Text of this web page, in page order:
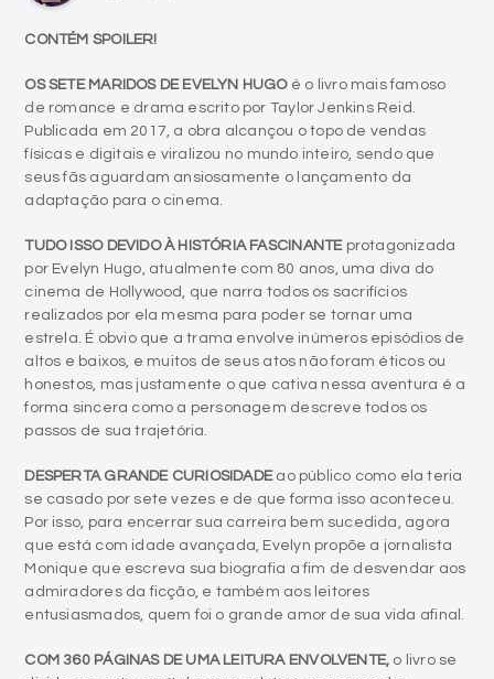
CONTÉM SPOILER!
OS SETE MARIDOS DE EVELYN HUGOé o livro mais famoso
de romance e drama escrito por Taylor Jenkins Reid.
Publicada em 2017, a obra alcançou o topo de vendas
físicas e digitais e viralizou no mundo inteiro, sendo que
seus fãs aguardam ansiosamente o lançamento da
adaptação para o cinema.
TUDO ISSO DEVIDO À HISTÓRIA FASCINANTEprotagonizada
por Evelyn Hugo, atualmente com 80 anos, uma diva do
cinema de Hollywood, que narra todos os sacrifícios
realizados por ela mesma para poder se tornar uma
estrela. É obvio que a trama envolve inúmeros episódios de
altos e baixos, e muitos de seus atos não foram éticos ou
honestos, mas justamente o que cativa nessa aventura é a
forma sincera como a personagem descreve todos os
passos de sua trajetória.
DESPERTA GRANDE CURIOSIDADE ao público como ela teria
se casado por sete vezes e de que forma isso aconteceu.
Por isso, para encerrar sua carreira bem sucedida, agora
que está com idade avançada, Evelyn propõe a jornalista
Monique que escreva sua biografia a fim de desvendar aos
admiradores da ficção, e também aos leitores
entusiasmados, quem foi o grande amor de sua vida afinal.
COM 360 PÁGINAS DE UMA LEITURA ENVOLVENTE, o livro se